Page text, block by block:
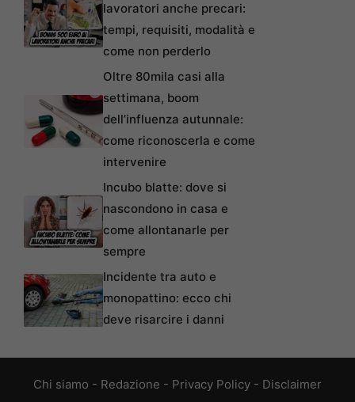
lavoratori anche precari:
tempi, requisiti, modalità e
come non perderlo
Oltre 80mila casi alla
settimana, boom
dell’influenza autunnale:
come riconoscerla e come
intervenire
Incubo blatte: dove si
nascondono in casa e
come allontanarle per
sempre
Incidente tra auto e
monopattino: ecco chi
deve risarcire i danni
Chi siamo - Redazione - Privacy Policy - Disclaimer